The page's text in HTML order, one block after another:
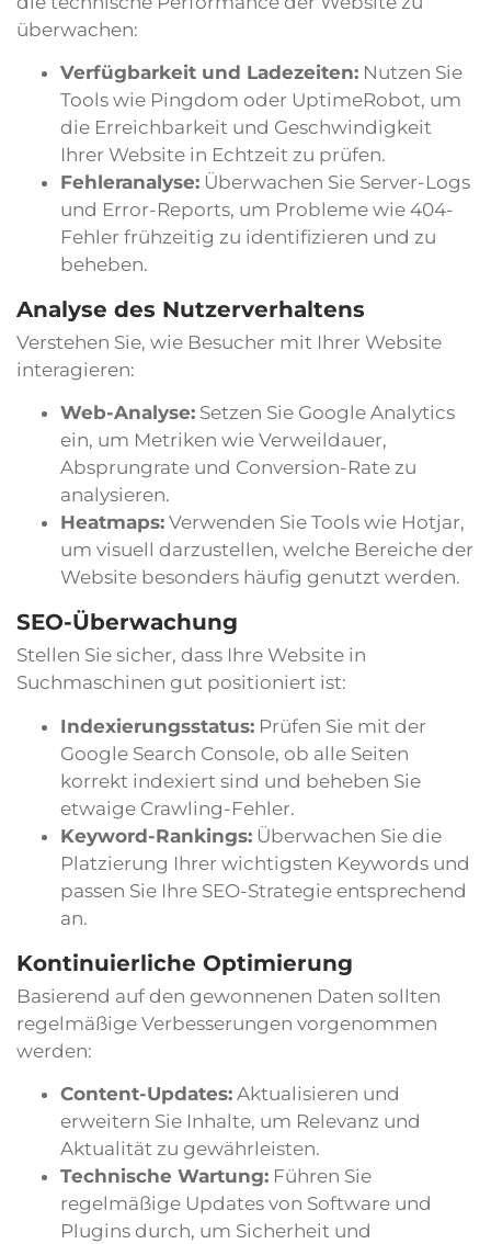
überwachen:
Verfügbarkeit und Ladezeiten: Nutzen Sie
Tools wie Pingdom oder UptimeRobot, um
die Erreichbarkeit und Geschwindigkeit
Ihrer Website in Echtzeit zu prüfen.
Fehleranalyse: Überwachen Sie Server-Logs
und Error-Reports, um Probleme wie 404-
Fehler frühzeitig zu identifizieren und zu
beheben.
Analyse des Nutzerverhaltens
Verstehen Sie, wie Besucher mit Ihrer Website
interagieren:
Web-Analyse: Setzen Sie Google Analytics
ein, um Metriken wie Verweildauer,
Absprungrate und Conversion-Rate zu
analysieren.
Heatmaps: Verwenden Sie Tools wie Hotjar,
um visuell darzustellen, welche Bereiche der
Website besonders häufig genutzt werden.
SEO-Überwachung
Stellen Sie sicher, dass Ihre Website in
Suchmaschinen gut positioniert ist:
Indexierungsstatus: Prüfen Sie mit der
Google Search Console, ob alle Seiten
korrekt indexiert sind und beheben Sie
etwaige Crawling-Fehler.
Keyword-Rankings: Überwachen Sie die
Platzierung Ihrer wichtigsten Keywords und
passen Sie Ihre SEO-Strategie entsprechend
an.
Kontinuierliche Optimierung
Basierend auf den gewonnenen Daten sollten
regelmäßige Verbesserungen vorgenommen
werden:
Content-Updates: Aktualisieren und
erweitern Sie Inhalte, um Relevanz und
Aktualität zu gewährleisten.
Technische Wartung: Führen Sie
regelmäßige Updates von Software und
Plugins durch, um Sicherheit und